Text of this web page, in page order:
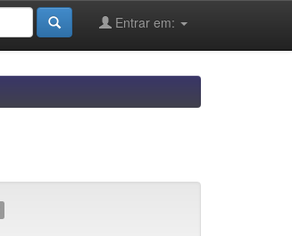
Entrar em: